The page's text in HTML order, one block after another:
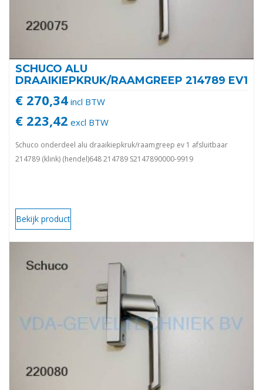
SCHUCO ALU
DRAAIKIEPKRUK/RAAMGREEP 214789 EV1
€ 270,34 incl BTW
€ 223,42 excl BTW
Schuco onderdeel alu draaikiepkruk/raamgreep ev 1 afsluitbaar
214789 (klink) (hendel)648 214789 S2147890000-9919
Bekijk product